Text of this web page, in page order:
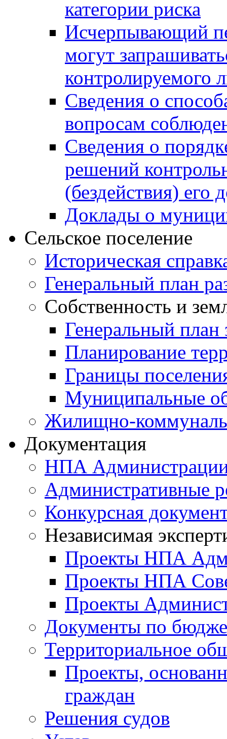
категории риска
Исчерпывающий
могут
контролируемого
Сведения о
вопросам
Сведения о
решений
(бездействия)
Доклады о
Сельское поселение
Историческая
Генеральный план
Собственность и
Генеральный план
Планирование
Границы
Муниципальные
Жилищно-
Документация
НПА
Административные
Конкурсная
Независимая
Проекты НПА
Проекты НПА
Проекты
Документы по
Территориальное
Проекты,
граждан
Решения судов